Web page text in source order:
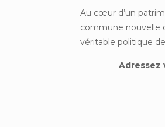
Au cœur d’un
commune nouvelle
véritable politique
Adressez